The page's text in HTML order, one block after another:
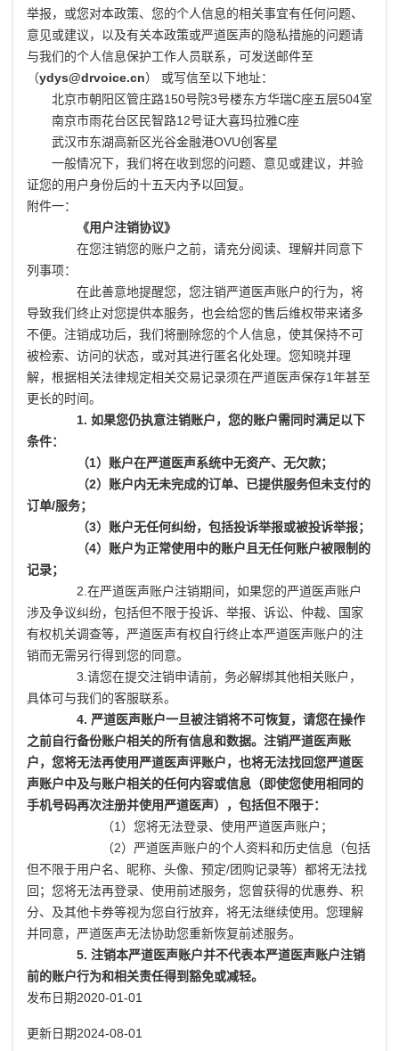
举报，或您对本政策、您的个人信息的相关事宜有任何问题、
意见或建议，以及有关本政策或严道医声的隐私措施的问题请
与我们的个人信息保护工作人员联系，可发送邮件至
（ydys@drvoice.cn） 或写信至以下地址：
北京市朝阳区管庄路150号院3号楼东方华瑞C座五层504室
南京市雨花台区民智路12号证大喜玛拉雅C座
武汉市东湖高新区光谷金融港OVU创客星
一般情况下，我们将在收到您的问题、意见或建议，并验
证您的用户身份后的十五天内予以回复。
附件一：
《用户注销协议》
在您注销您的账户之前，请充分阅读、理解并同意下
列事项：
在此善意地提醒您，您注销严道医声账户的行为，将
导致我们终止对您提供本服务，也会给您的售后维权带来诸多
不便。注销成功后，我们将删除您的个人信息，使其保持不可
被检索、访问的状态，或对其进行匿名化处理。您知晓并理
解，根据相关法律规定相关交易记录须在严道医声保存1年甚至
更长的时间。
1. 如果您仍执意注销账户，您的账户需同时满足以下
条件：
（1）账户在严道医声系统中无资产、无欠款；
（2）账户内无未完成的订单、已提供服务但未支付的
订单/服务；
（3）账户无任何纠纷，包括投诉举报或被投诉举报；
（4）账户为正常使用中的账户且无任何账户被限制的
记录；
2.在严道医声账户注销期间，如果您的严道医声账户
涉及争议纠纷，包括但不限于投诉、举报、诉讼、仲裁、国家
有权机关调查等，严道医声有权自行终止本严道医声账户的注
销而无需另行得到您的同意。
3.请您在提交注销申请前，务必解绑其他相关账户，
具体可与我们的客服联系。
4. 严道医声账户一旦被注销将不可恢复，请您在操作
之前自行备份账户相关的所有信息和数据。注销严道医声账
户，您将无法再使用严道医声评账户，也将无法找回您严道医
声账户中及与账户相关的任何内容或信息（即使您使用相同的
手机号码再次注册并使用严道医声），包括但不限于：
（1）您将无法登录、使用严道医声账户；
（2）严道医声账户的个人资料和历史信息（包括
但不限于用户名、昵称、头像、预定/团购记录等）都将无法找
回；您将无法再登录、使用前述服务，您曾获得的优惠券、积
分、及其他卡券等视为您自行放弃，将无法继续使用。您理解
并同意，严道医声无法协助您重新恢复前述服务。
5. 注销本严道医声账户并不代表本严道医声账户注销
前的账户行为和相关责任得到豁免或减轻。
发布日期2020-01-01
更新日期2024-08-01